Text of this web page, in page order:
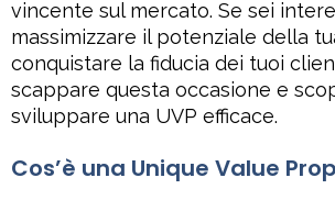
vincente sul mercato. Se sei
massimizzare il potenziale della
conquistare la fiducia dei tuoi
scappare questa occasione e
sviluppare una UVP efficace.
Cos’è una Unique Value